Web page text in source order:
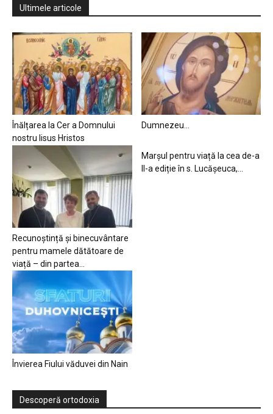
Ultimele articole
Înălțarea la Cer a Domnului
nostru Iisus Hristos
Dumnezeu…
Recunoștință și binecuvântare
pentru mamele dătătoare de
viață – din partea...
Marșul pentru viață la cea de-a
II-a ediție în s. Lucășeuca,...
Învierea Fiului văduvei din Nain
Descoperă ortodoxia